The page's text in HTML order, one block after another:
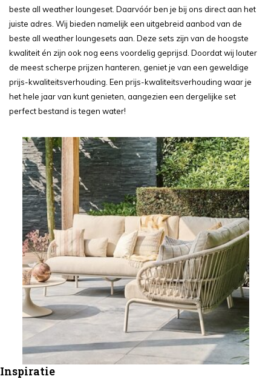
beste all weather loungeset. Daarvóór ben je bij ons direct aan het
juiste adres. Wij bieden namelijk een uitgebreid aanbod van de
beste all weather loungesets aan. Deze sets zijn van de hoogste
kwaliteit én zijn ook nog eens voordelig geprijsd. Doordat wij louter
de meest scherpe prijzen hanteren, geniet je van een geweldige
prijs-kwaliteitsverhouding. Een prijs-kwaliteitsverhouding waar je
het hele jaar van kunt genieten, aangezien een dergelijke set
perfect bestand is tegen water!
Inspiratie